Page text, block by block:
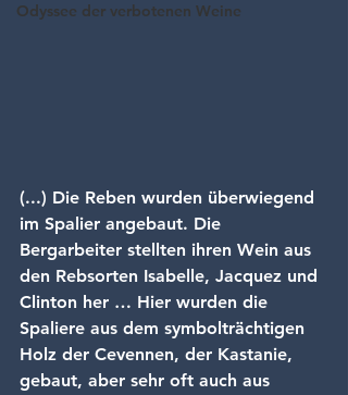
Odyssee der verbotenen Weine
(...) Die Reben wurden überwiegend
im Spalier angebaut. Die
Bergarbeiter stellten ihren Wein aus
den Rebsorten Isabelle, Jacquez und
Clinton her … Hier wurden die
Spaliere aus dem symbolträchtigen
Holz der Cevennen, der Kastanie,
gebaut, aber sehr oft auch aus